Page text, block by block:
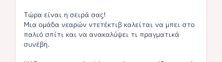
Τώρα είναι η σειρά σας!
Μια ομάδα νεαρών ντετέκτιβ καλείται να μπει στο
παλιό σπίτι και να ανακαλύψει τι πραγματικά
συνέβη.